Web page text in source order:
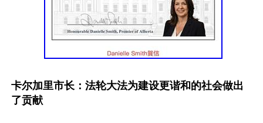
卡尔加里市长：法轮大法为建设更谐和的社会做出
了贡献